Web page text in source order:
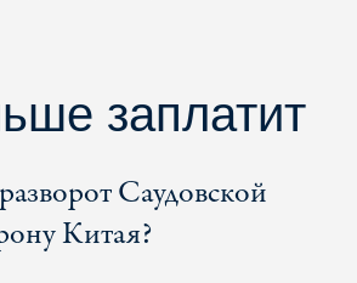
заплатит
Саудовской
Китая?